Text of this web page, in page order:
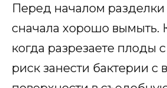
Перед началом разделки
сначала хорошо вымыть.
когда разрезаете плоды
риск занести бактерии с